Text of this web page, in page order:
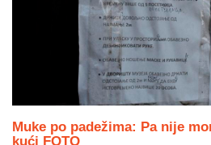
Muke po padežima: Pa nije
kući FOTO